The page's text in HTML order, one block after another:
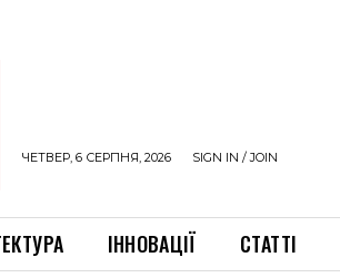
ЧЕТВЕР, 6 СЕРПНЯ, 2026 SIGN IN / JOIN
ІННОВАЦІЇ СТАТТІ